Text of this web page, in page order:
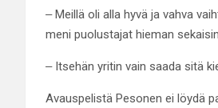
‒ Meillä oli alla hyvä ja vahva
meni puolustajat hieman
‒ Itsehän yritin vain saada sitä
Avauspelistä Pesonen ei löydä